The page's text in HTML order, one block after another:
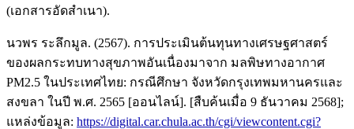
(เอกสารอัดสำเนา).
นวพร ระลึกมูล. (2567). การประเมินต้นทุนทางเศรษฐศาสตร์
ของผลกระทบทางสุขภาพอันเนื่องมาจาก มลพิษทางอากาศ
PM2.5 ในประเทศไทย: กรณีศึกษา จังหวัดกรุงเทพมหานครและ
สงขลา ในปี พ.ศ. 2565 [ออนไลน์]. [สืบค้นเมื่อ 9 ธันวาคม 2568];
แหล่งข้อมูล: https://digital.car.chula.ac.th/cgi/viewcontent.cgi?